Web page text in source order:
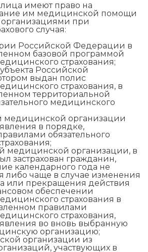
имеют право на
им медицинской помощи
при
случая:
Российской Федерации в
базовой программой
страхования;
Российской
выдан полис
страхования, в
территориальной
медицинского
медицинской организации
в порядке,
обязательного
медицинской организации, в
застрахован гражданин,
календарного года не
либо чаще в случае изменения
или прекращения действия
обеспечении
страхования в
правилами
страхования,
во вновь выбранную
организацию;
организации из
участвующих в